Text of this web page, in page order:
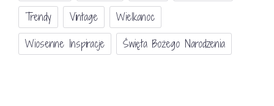
Trendy
Vintage
Wielkanoc
Wiosenne Inspiracje
Święta Bożego Narodzenia